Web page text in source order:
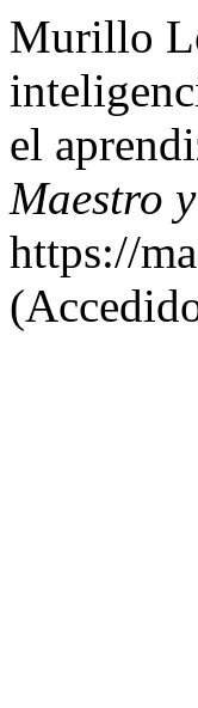
Murillo
el
Maestro
https://